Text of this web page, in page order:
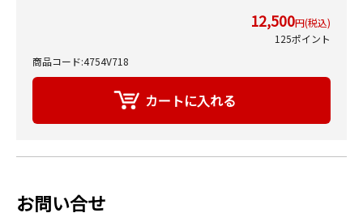
12,500円(税込)
125ポイント
商品コード:4754V718
お問い合せ